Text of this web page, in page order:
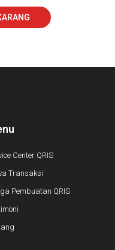
Center QRIS
Transaksi
Pembuatan QRIS